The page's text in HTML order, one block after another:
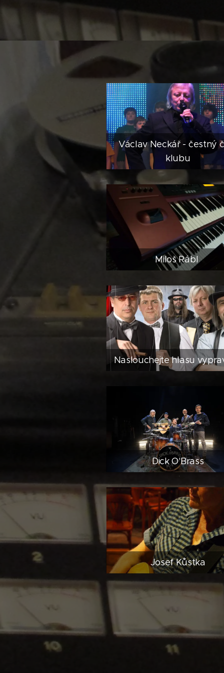
Václav Neckář - čestný
klubu
Miloš Rábl
Naslouchejte hlasu
Dick O'Brass
Josef Kůstka